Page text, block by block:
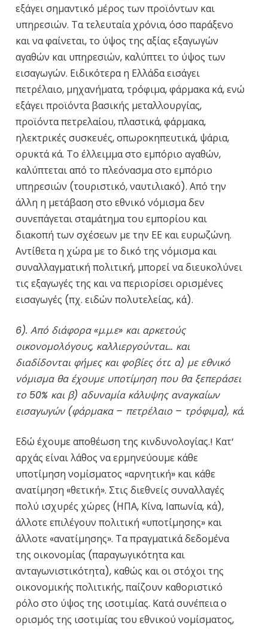
εξάγει σημαντικό μέρος των προϊόντων και
υπηρεσιών. Τα τελευταία χρόνια, όσο παράξενο
και να φαίνεται, το ύψος της αξίας εξαγωγών
αγαθών και υπηρεσιών, καλύπτει το ύψος των
εισαγωγών. Ειδικότερα η Ελλάδα εισάγει
πετρέλαιο, μηχανήματα, τρόφιμα, φάρμακα κά, ενώ
εξάγει προϊόντα βασικής μεταλλουργίας,
προϊόντα πετρελαίου, πλαστικά, φάρμακα,
ηλεκτρικές συσκευές, οπωροκηπευτικά, ψάρια,
ορυκτά κά. Το έλλειμμα στο εμπόριο αγαθών,
καλύπτεται από το πλεόνασμα στο εμπόριο
υπηρεσιών (τουριστικό, ναυτιλιακό). Από την
άλλη η μετάβαση στο εθνικό νόμισμα δεν
συνεπάγεται σταμάτημα του εμπορίου και
διακοπή των σχέσεων με την ΕΕ και ευρωζώνη.
Αντίθετα η χώρα με το δικό της νόμισμα και
συναλλαγματική πολιτική, μπορεί να διευκολύνει
τις εξαγωγές της και να περιορίσει ορισμένες
εισαγωγές (πχ. ειδών πολυτελείας, κά).
6). Από διάφορα «μ.μ.ε» και αρκετούς
οικονομολόγους, καλλιεργούνται… και
διαδίδονται φήμες και φοβίες ότι: α) με εθνικό
νόμισμα θα έχουμε υποτίμηση που θα ξεπεράσει
το 50% και β) αδυναμία κάλυψης αναγκαίων
εισαγωγών (φάρμακα – πετρέλαιο – τρόφιμα), κά.
Εδώ έχουμε αποθέωση της κινδυνολογίας.! Κατ’
αρχάς είναι λάθος να ερμηνεύουμε κάθε
υποτίμηση νομίσματος «αρνητική» και κάθε
ανατίμηση «θετική». Στις διεθνείς συναλλαγές
πολύ ισχυρές χώρες (ΗΠΑ, Κίνα, Ιαπωνία, κά),
άλλοτε επιλέγουν πολιτική «υποτίμησης» και
άλλοτε «ανατίμησης». Τα πραγματικά δεδομένα
της οικονομίας (παραγωγικότητα και
ανταγωνιστικότητα), καθώς και οι στόχοι της
οικονομικής πολιτικής, παίζουν καθοριστικό
ρόλο στο ύψος της ισοτιμίας. Κατά συνέπεια ο
ορισμός της ισοτιμίας του εθνικού νομίσματος,